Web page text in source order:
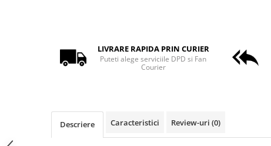
LIVRARE RAPIDA PRIN CURIER
Puteti alege serviciile DPD si Fan
Courier
Descriere Caracteristici Review-uri (0)